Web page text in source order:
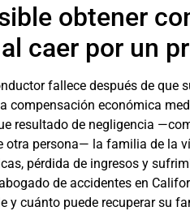
obtener
caer por un
fallece después de que
compensación económica
resultado de negligencia
otra persona— la familia de la
pérdida de ingresos y
de accidentes en
y cuánto puede recuperar su